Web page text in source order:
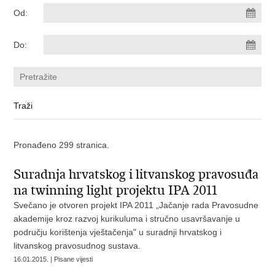
Od:
Do:
Pronađeno 299 stranica.
Suradnja hrvatskog i litvanskog pravosuđa
na twinning light projektu IPA 2011
Svečano je otvoren projekt IPA 2011 „Jačanje rada Pravosudne
akademije kroz razvoj kurikuluma i stručno usavršavanje u
području korištenja vještačenja" u suradnji hrvatskog i
litvanskog pravosudnog sustava.
16.01.2015. | Pisane vijesti